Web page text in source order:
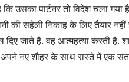
कि उसका पार्टनर तो विदेश चला
की सहेली निकाह के लिए तैयार
जाते हैं. वह आत्महत्या करती है.
नए शौहर के साथ रास्ते में एक